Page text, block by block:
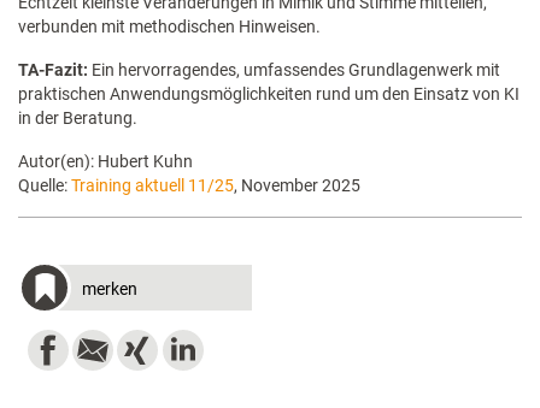
verbunden mit methodischen Hinweisen.
TA-Fazit: Ein hervorragendes, umfassendes Grundlagenwerk mit
praktischen Anwendungsmöglichkeiten rund um den Einsatz von KI
in der Beratung.
Autor(en): Hubert Kuhn
Quelle:Training aktuell 11/25, November 2025
merken